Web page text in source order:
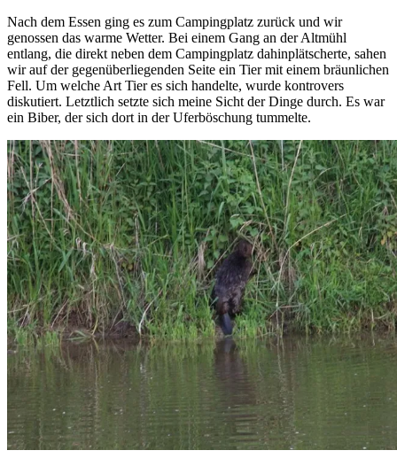
Nach dem Essen ging es zum Campingplatz zurück und wir
genossen das warme Wetter. Bei einem Gang an der Altmühl
entlang, die direkt neben dem Campingplatz dahinplätscherte, sahen
wir auf der gegenüberliegenden Seite ein Tier mit einem bräunlichen
Fell. Um welche Art Tier es sich handelte, wurde kontrovers
diskutiert. Letztlich setzte sich meine Sicht der Dinge durch. Es war
ein Biber, der sich dort in der Uferböschung tummelte.